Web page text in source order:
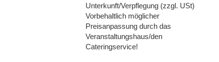
Unterkunft/Verpflegung (zzgl. USt)
Vorbehaltlich möglicher
Preisanpassung durch das
Veranstaltungshaus/den
Cateringservice!